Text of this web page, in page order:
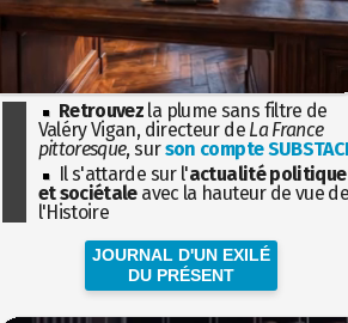
Retrouvez la plume sans filtre de
Valéry Vigan, directeur de La France
pittoresque, surson compte
Il s'attarde sur l'actualité politique
et sociétaleavec la hauteur de vue
l'Histoire
JOURNAL D'UN EXILÉ
DU PRÉSENT